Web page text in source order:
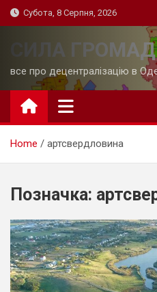
Skip
to
Субота, 8 Серпня, 2026
СИЛА ГРОМАД
все про децентралізацію в
Home артсвердловина
Позначка: